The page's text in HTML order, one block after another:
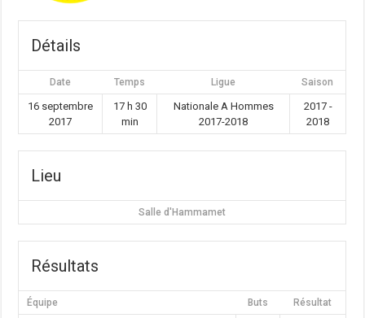
Détails
Date Temps Ligue Saison
16 septembre
2017
17 h 30
min
Nationale A Hommes
2017-2018
2017 -
2018
Lieu
Salle d'Hammamet
Résultats
Équipe Buts Résultat